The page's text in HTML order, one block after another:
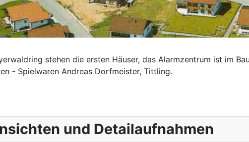
stehen die ersten Häuser, das Alarmzentrum ist im
- Spielwaren Andreas Dorfmeister, Tittling.
Richtung Dreiburgenstraße
und Detailaufnahmen